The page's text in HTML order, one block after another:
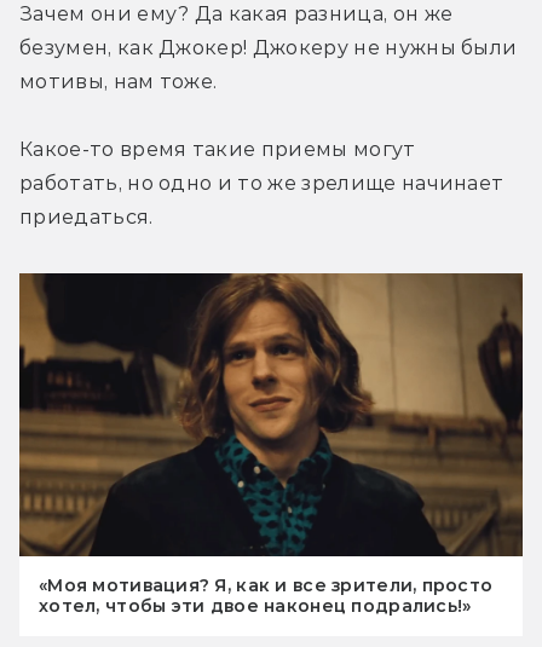
Зачем они ему? Да какая разница, он же
безумен, как Джокер! Джокеру не нужны были
мотивы, нам тоже.
Какое-то время такие приемы могут
работать, но одно и то же зрелище начинает
приедаться.
«Моя мотивация? Я, как и все зрители, просто
хотел, чтобы эти двое наконец подрались!»